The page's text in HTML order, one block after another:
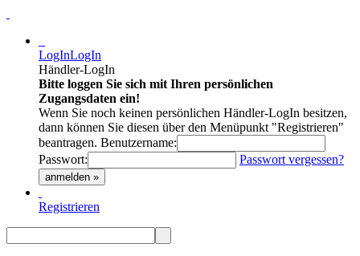
LogInLogIn
Händler-LogIn
Bitte loggen Sie sich mit Ihren persönlichen
Zugangsdaten ein!
Wenn Sie noch keinen persönlichen Händler-LogIn besitzen,
dann können Sie diesen über den Menüpunkt "Registrieren"
beantragen. Benutzername:
Passwort:
Passwort vergessen?
anmelden »
Registrieren